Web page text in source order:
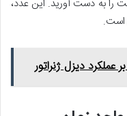
را به دست آورید. این عدد،
است.
عملکرد دیزل ژنراتور